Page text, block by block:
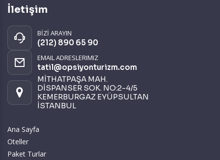
İletişim
BİZİ ARAYIN
(212) 890 65 90
EMAIL ADRESLERIMIZ
tatil@opsiyonturizm.com
MİTHATPAŞA MAH.
DİSPANSER SOK. NO:2-4/5
KEMERBURGAZ EYÜPSULTAN
İSTANBUL
Ana Sayfa
Oteller
Paket Turlar